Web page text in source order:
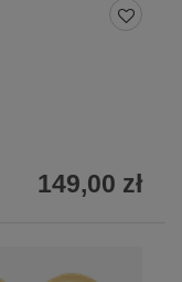
149,00 zł